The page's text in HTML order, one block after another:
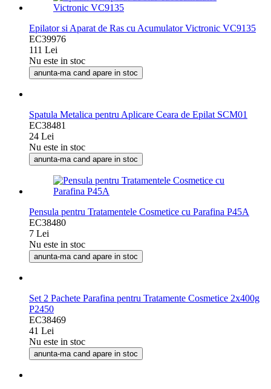
Epilator si Aparat de Ras cu Acumulator Victronic VC9135
EC39976
111 Lei
Nu este in stoc
anunta-ma cand apare in stoc
Spatula Metalica pentru Aplicare Ceara de Epilat SCM01
EC38481
24 Lei
Nu este in stoc
anunta-ma cand apare in stoc
Pensula pentru Tratamentele Cosmetice cu Parafina P45A
EC38480
7 Lei
Nu este in stoc
anunta-ma cand apare in stoc
Set 2 Pachete Parafina pentru Tratamente Cosmetice 2x400g
P2450
EC38469
41 Lei
Nu este in stoc
anunta-ma cand apare in stoc